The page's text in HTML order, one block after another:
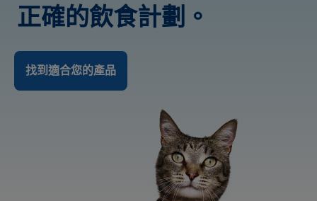
正確的飲食計劃。
找到適合您的產品